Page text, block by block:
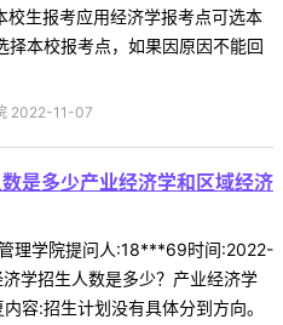
生报考应用经济学报考点可选本
本校报考点，如果因原因不能回
2022-11-07
是多少产业经济学和区域经济
理学院提问人:18***69时间:2022-
学招生人数是多少？产业经济学
容:招生计划没有具体分到方向。